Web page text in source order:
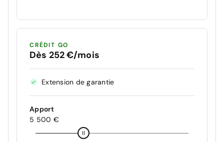
CRÉDIT GO
Dès 252 €/mois
Extension de garantie
Apport
5 500 €